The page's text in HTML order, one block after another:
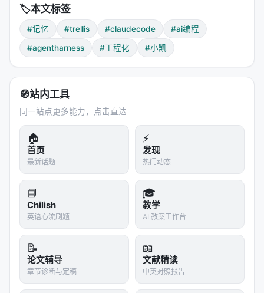
│  Phase 2: Implement（实现）
│  └── trellis-implement 子代理依据 PRD 编写代
│      所需上下文按 implement.jsonl 自动注入
│      不执行 git commit（保持 diff 干净）
│  Phase 3: Verify（验证）
│  └── trellis-check 子代理基于 diff 对照 Spec 逐
│      运行 lint、type-check、测试
│      在能力范围内自动修复
│  Phase 4: Finish（收尾）
│  └── 最终检查 → trellis-update-spec
│      将本轮新增的认知沉淀回 .trellis/spec/
│      为下一次会话积累上下文 → 越用越聪明
这里最值得细说的是 Phase 4（Finish）
成或上下文接近上限时，你输入 /trellis:finish-
work ，Trellis 会：
1. 执行最终验证 2. 运行
trellis-update-spec
把本轮任务中学到的"新知识"提炼出来，写回 spec
将代码变更 git commit（需要一次用户确认） 4. 归档
🏷️本文标签
#记忆 #trellis #claudecode
#ai编程
#agentharness
#工程化 #小凯
🧭站内工具
同一站点更多能力，点击直达
🏠
首页
最新话题
⚡
发现
热门动态
📘
Chilish
英语心流刷题
🎓
教学
AI 教案工作台
📝
论文辅导
章节诊断与定稿
📖
文献精读
中英对照报告